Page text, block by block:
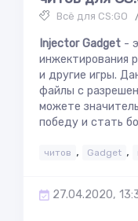
Всё для CS:GO
Injector Gadget -
инжектирования
и другие игры.
файлы с
можете
победу и стать
читов , Gadget ,
27.04.2020,